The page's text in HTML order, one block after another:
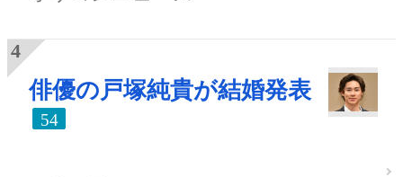
俳優の戸塚純貴が結婚発表
54